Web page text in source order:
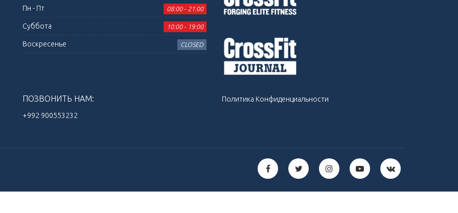
Пн - Пт 08:00 - 21:00
Суббота 10:00 - 19:00
Воскресенье CLOSED
ПОЗВОНИТЬ НАМ:
+992 900553232‬
Политика Конфиденциальности